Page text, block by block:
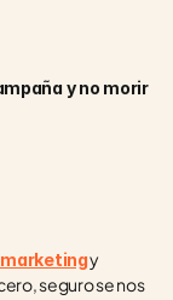
y no morir
y
seguro se nos